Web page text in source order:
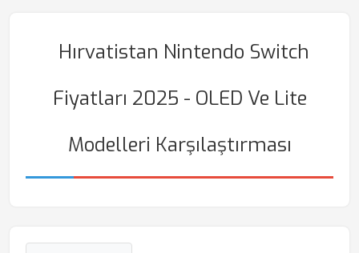
Hırvatistan Nintendo Switch
Fiyatları 2025 - OLED Ve Lite
Modelleri Karşılaştırması